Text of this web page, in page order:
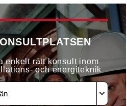
enkelt rätt konsult inom
och energiteknik